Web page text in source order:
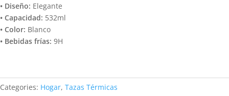
• Diseño: Elegante
• Capacidad: 532ml
• Color: Blanco
• Bebidas frías: 9H
Categories: Hogar, Tazas Térmicas